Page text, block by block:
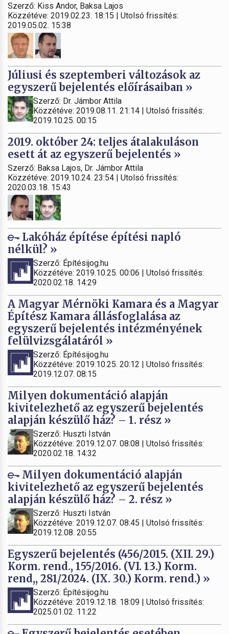
Szerző: Kiss Andor, Baksa Lajos
Közzétéve: 2019.02.23. 18:15 | Utolsó frissítés:
2019.05.02. 15:38
Júliusi és szeptemberi változások az
egyszerű bejelentés előírásaiban »
Szerző: Dr. Jámbor Attila
Közzétéve: 2019.08.11. 21:14 | Utolsó frissítés:
2019.10.25. 00:15
2019. október 24: teljes átalakuláson
esett át az egyszerű bejelentés »
Szerző: Baksa Lajos, Dr. Jámbor Attila
Közzétéve: 2019.10.24. 23:54 | Utolsó frissítés:
2020.03.18. 15:43
Lakóház építése építési napló
nélkül? »
Szerző: Építésijog.hu
Közzétéve: 2019.10.25. 00:06 | Utolsó frissítés:
2020.02.18. 14:29
A Magyar Mérnöki Kamara és a Magyar
Építész Kamara állásfoglalása az
egyszerű bejelentés intézményének
felülvizsgálatáról »
Szerző: Építésijog.hu
Közzétéve: 2019.10.25. 20:12 | Utolsó frissítés:
2019.12.07. 08:15
Milyen dokumentáció alapján
kivitelezhető az egyszerű bejelentés
alapján készülő ház? – 1. rész »
Szerző: Huszti István
Közzétéve: 2019.12.07. 08:08 | Utolsó frissítés:
2020.02.18. 14:32
Milyen dokumentáció alapján
kivitelezhető az egyszerű bejelentés
alapján készülő ház? – 2. rész »
Szerző: Huszti István
Közzétéve: 2019.12.07. 08:45 | Utolsó frissítés:
2019.12.08. 20:55
Egyszerű bejelentés (456/2015. (XII. 29.)
Korm. rend., 155/2016. (VI. 13.) Korm.
rend,, 281/2024. (IX. 30.) Korm. rend.) »
Szerző: Építésijog.hu
Közzétéve: 2019.12.18. 18:09 | Utolsó frissítés:
2025.01.02. 11:22